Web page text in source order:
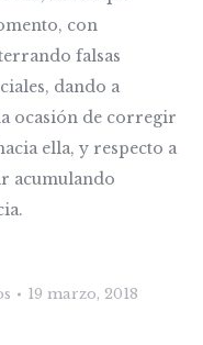
con
falsas
dando a
ocasión de corregir
ella, y respecto a
acumulando
19 marzo, 2018